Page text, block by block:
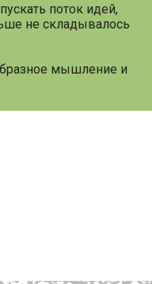
поток идей,
не складывалось
мышление и